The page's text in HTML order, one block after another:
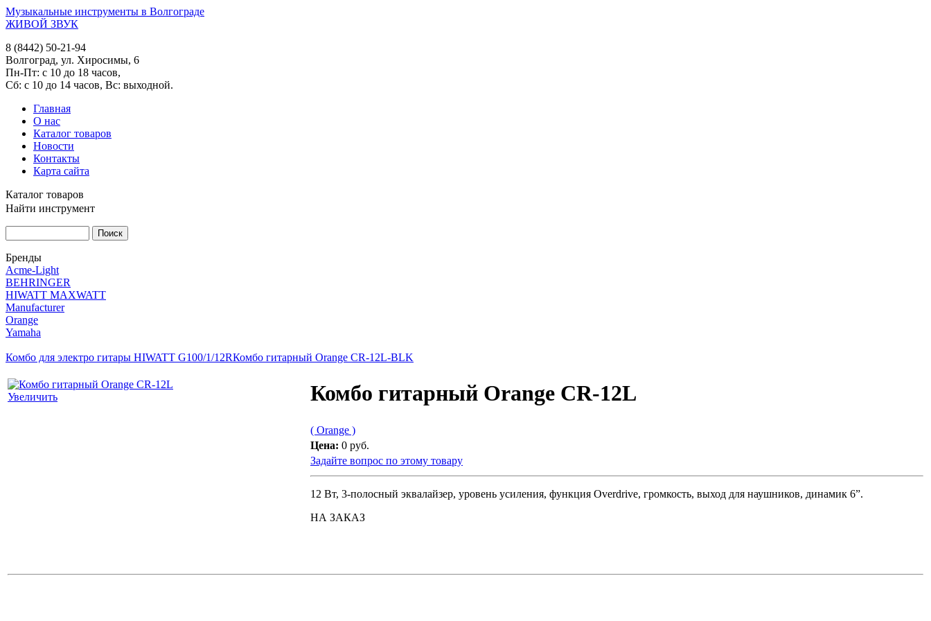
Музыкальные инструменты в Волгограде
ЖИВОЙ ЗВУК
8 (8442) 50-21-94
Волгоград, ул. Хиросимы, 6
Пн-Пт: с 10 до 18 часов,
Сб: с 10 до 14 часов, Вс: выходной.
Главная
О нас
Каталог товаров
Новости
Контакты
Карта сайта
Каталог товаров
Найти инструмент
Бренды
Acme-Light
BEHRINGER
HIWATT MAXWATT
Manufacturer
Orange
Yamaha
Комбо для электро гитары HIWATT G100/1/12RКомбо гитарный Orange CR-12L-BLK
Увеличить Комбо гитарный Orange CR-12L
( Orange )
Цена: 0 руб.
Задайте вопрос по этому товару
12 Вт, 3-полосный эквалайзер, уровень усиления, функция Overdrive, громкость, выход для наушников, динамик 6”.
НА ЗАКАЗ